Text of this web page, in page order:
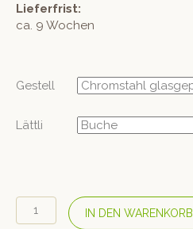
Lieferfrist:
ca. 9 Wochen
Gestell
Lättli
SPICHER
Hocker
IN DEN WARENKORB